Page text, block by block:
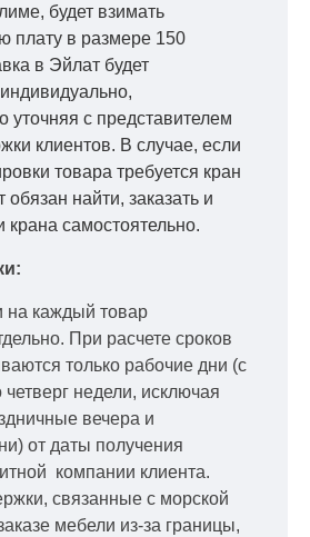
будет взимать
плату в размере 150
в Эйлат будет
уточняя с представителем
клиентов. В случае, если
товара требуется кран
найти, заказать и
крана самостоятельно.
на каждый товар
При расчете сроков
только рабочие дни (с
четверг недели, исключая
вечера и
от даты получения
компании клиента.
связанные с морской
мебели из-за границы,